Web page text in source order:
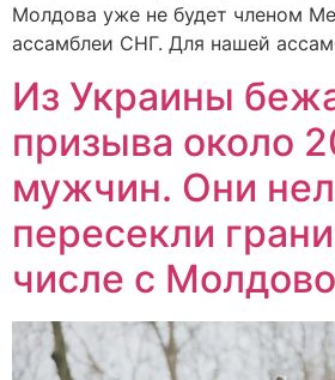
Молдова уже не будет членом
ассамблеи СНГ. Для нашей
Из Украины
призыва около
мужчин. Они
пересекли
числе с